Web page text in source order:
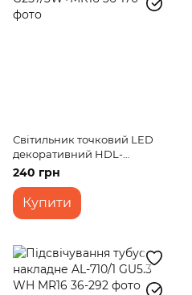
Світильник точковий LED
декоративний HDL-
G257/3W+MR16
240 грн
Купити